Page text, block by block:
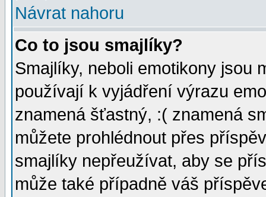
Návrat nahoru
Co to jsou smajlíky?
Smajlíky, neboli emotikony jsou
používají k vyjádření výrazu
znamená šťastný, :( znamená
můžete prohlédnout přes
smajlíky nepřeužívat, aby se
může také případně váš